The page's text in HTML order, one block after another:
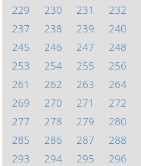
229
230 231 232
237
238 239 240
245
246 247 248
253
254 255 256
261
262 263 264
269
270 271 272
277
278 279 280
285
286 287 288
293
294 295 296